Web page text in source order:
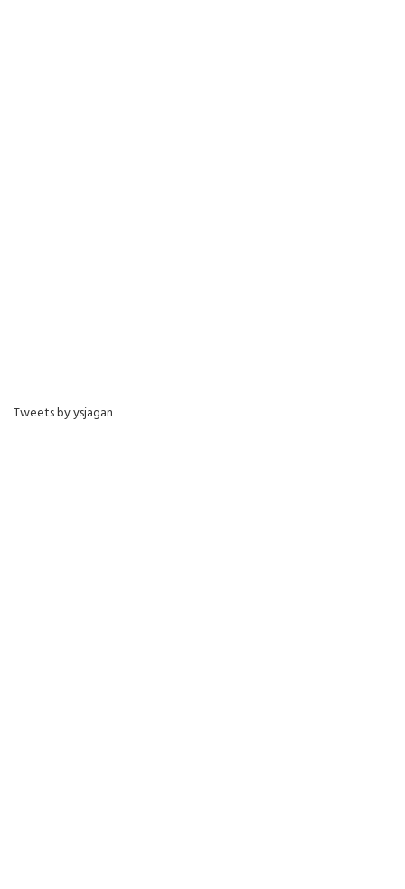
Tweets by ysjagan